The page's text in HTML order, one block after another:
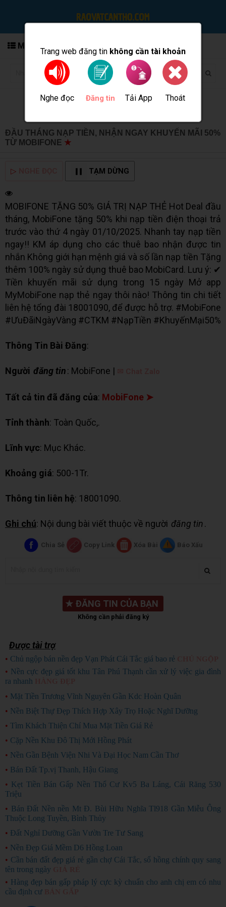
Trang web đăng tin không cần tài khoản
Nghe đọc Đăng tin Tải App Thoát
MENU
ĐẦU THÁNG NẠP TIỀN, NHẬN NGAY KHUYẾN MÃI 50%
TỪ MOBIFONE ★
▷ TẠM DỪNG
MOBIFONE TẶNG 50% GIÁ TRỊ NẠP THẺ Hot Deal đầu
tháng, MobiFone tặng 50% khi nạp tiền điện thoại trả
trước vào thứ 4 ngày 01/10/2025. Nhanh tay nạp tiền
ngay!! KM áp dụng cho các thuê bao nhận được tin
nhắn Không giới hạn mệnh giá và số lần nạp tiền Tặng
thêm 100% ngày sử dụng thuê bao MobiCard. Lưu ý: ✔
Tiền khuyến mãi sử dụng trong 15 ngày Mở app
MyMobiFone nạp thẻ ngay thôi nào! Thông tin chi tiết
liên hệ tổng đài 18001090, để được hỗ trợ. #MobiFone
#ƯuĐãiNgàyVàng #CTKM #NạpTiền #KhuyếnMại50%
Thông Tin Bài Đăng:
Người đăng tin: MobiFone |
Tất cả tin đã đăng của: MobiFone ➤
Tỉnh thành: Toàn Quốc,.
Lĩnh vực: Mục Khác.
Khoảng giá: 500-1Tr.
Thông tin liên hệ: 18001090.
Ghi chú: Nội dung bài viết thuộc về người đăng tin.
Chia Sẻ Copy Link Xóa Bài Báo Xấu
★ ĐĂNG TIN CỦA BẠN
Không cần phải đăng ký
Được tài trợ
• Chủ ngộp bán nền đẹp Vạn Phát Cái Tắc giá bao rẻ
• Nền cực đẹp giá tốt khu Tân Phú Thạnh cần xử lý việc gia đình
ra nhanh
• Mặt Tiền Trương Vĩnh Nguyên Gần Kdc Hoàn Quân
• Nền Biệt Thự Đẹp Thích Hợp Xây Trọ Hoặc Nghĩ Dưỡng
• Tìm Khách Thiện Chí Mua Mặt Tiền Giá Rẻ
• Cặp Nền Khu Đô Thị Mới Hồng Phát
• Nền Gần Bệnh Viện Nhi Và Đại Học Nam Cần Thơ
• Bán Đất Tp.vị Thanh, Hậu Giang
• Kẹt Tiền Bán Gấp Nền Thổ Cư Kv5 Ba Láng, Cái Răng 530
Triệu
• Bán Đất Nền nền Mt Đ. Bùi Hữu Nghĩa Tl918 Gần Miễu Ông
Thuộc Long Tuyền, Bình Thủy
• Đất Nghỉ Dưỡng Gần Vườn Tre Tư Sang
• Nền Đẹp Giá Mềm D6 Hồng Loan
• Cần bán đất đẹp giá rẻ gần chợ Cái Tắc, sổ hồng chính quy sang
tên trong ngày
• Hàng đẹp bán gấp pháp lý cực kỳ chuẩn cho anh chị em có nhu
cầu định cư